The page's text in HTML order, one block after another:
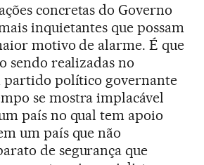
concretas do Governo
inquietantes que possam
motivo de alarme. É que
sendo realizadas no
partido político governante
se mostra implacável
país no qual tem apoio
um país que não
de segurança que